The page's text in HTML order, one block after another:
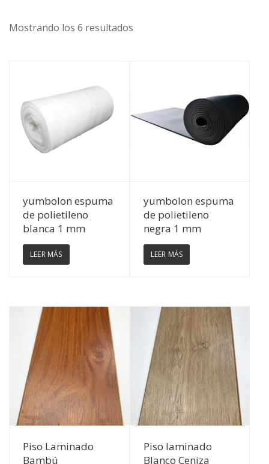
Mostrando los 6 resultados
Ver Detalles
yumbolon espuma
de polietileno
blanca 1 mm
LEER MÁS
Ver Detalles
yumbolon espuma
de polietileno
negra 1 mm
LEER MÁS
Ver Detalles
Piso Laminado
Bambú
Ver Detalles
Piso laminado
Blanco Ceniza